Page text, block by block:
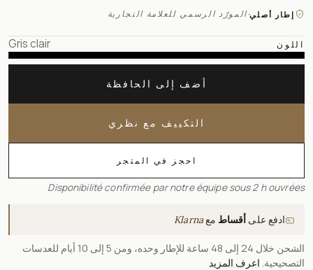
إطار أصلي·المورّد الرسمي للعلامة التجارية
اللون Gris clair
أضف إلى الحافظة
التكييف مع نظري
احجز في المتجر
Disponibilité confirmée par notre équipe sous 2 h ouvrées
ادفع على أقساط معKlarna
الشحن خلال 24 إلى 48 ساعة للإطار وحده، ومن 5 إلى 10 أيام للعدسات
التصحيحية. اعرف المزيد